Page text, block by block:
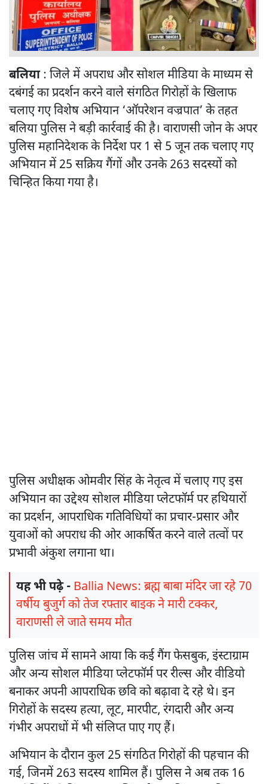
बलिया: जिले में अपराध और सोशल मीडिया के माध्यम से
दबंगई का प्रदर्शन करने वाले संगठित गिरोहों के खिलाफ
चलाए गए विशेष अभियान ‘ऑपरेशन वज्रपात’ के तहत
बलिया पुलिस ने बड़ी कार्रवाई की है। वाराणसी जोन के अपर
पुलिस महानिदेशक के निर्देश पर 1 से 5 जून तक चलाए गए
अभियान में 25 सक्रिय गैंगों और उनके 263 सदस्यों को
चिन्हित किया गया है।
पुलिस अधीक्षक ओमवीर सिंह के नेतृत्व में चलाए गए इस
अभियान का उद्देश्य सोशल मीडिया प्लेटफॉर्म पर हथियारों
का प्रदर्शन, आपराधिक गतिविधियों का प्रचार-प्रसार और
युवाओं को अपराध की ओर आकर्षित करने वाले तत्वों पर
प्रभावी अंकुश लगाना था।
यह भी पढ़े - Ballia News: ब्रह्म बाबा मंदिर जा रहे 70
वर्षीय बुजुर्ग को तेज रफ्तार बाइक ने मारी टक्कर,
वाराणसी ले जाते समय मौत
पुलिस जांच में सामने आया कि कई गैंग फेसबुक, इंस्टाग्राम
और अन्य सोशल मीडिया प्लेटफॉर्म पर रील्स और वीडियो
बनाकर अपनी आपराधिक छवि को बढ़ावा दे रहे थे। इन
गिरोहों के सदस्य हत्या, लूट, मारपीट, रंगदारी और अन्य
गंभीर अपराधों में भी संलिप्त पाए गए हैं।
अभियान के दौरान कुल 25 संगठित गिरोहों की पहचान की
गई, जिनमें 263 सदस्य शामिल हैं। पुलिस ने अब तक 16